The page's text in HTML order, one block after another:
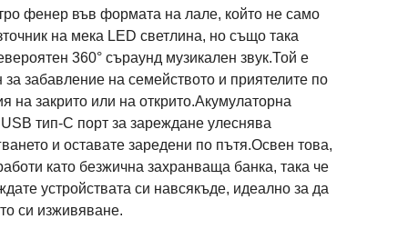
фенер във формата на лале, който не само
на мека LED светлина, но също така
360° съраунд музикален звук.Той е
забавление на семейството и приятелите по
на закрито или на открито.Акумулаторна
тип-C порт за зареждане улеснява
и оставате заредени по пътя.Освен това,
като безжична захранваща банка, така че
устройствата си навсякъде, идеално за да
си изживяване.